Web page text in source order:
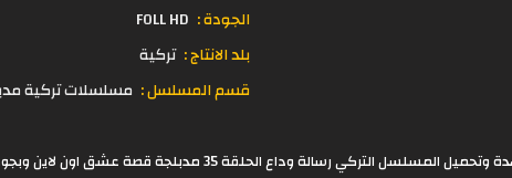
الجودة : FOLL HD
بلد الانتاج : تركية
قسم المسلسل : مسلسلات تركية
المسلسل التركي رسالة وداع الحلقة 35 مدبلجة قصة عشق اون لاين وبجودة عالية مباشرة على موقع